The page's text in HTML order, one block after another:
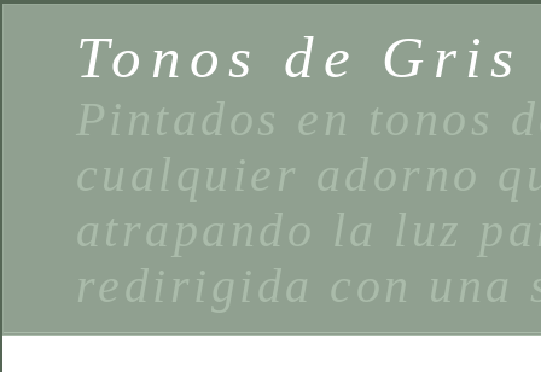
Tonos de Gris
Pintados en tonos
cualquier adorno
atrapando la luz
redirigida con una